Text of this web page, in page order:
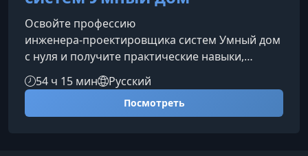
Освойте профессию
инженера‑проектировщика систем Умный дом
с нуля и получите практические навыки,
необходимые для работы с проектной
документацией, инженерными системами и
технологиями KNX. Курс поможет вам
уверенно войти в профессию и начать
54 ч 15 мин Русский
Посмотреть